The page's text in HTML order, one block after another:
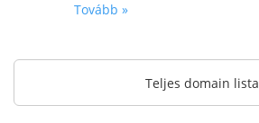
Tovább »
Teljes domain lista